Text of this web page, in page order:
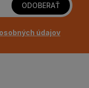
ODOBERAŤ
osobných údajov